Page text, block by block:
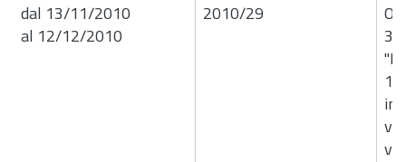
dal 13/11/2010
al 12/12/2010
2010/29
in